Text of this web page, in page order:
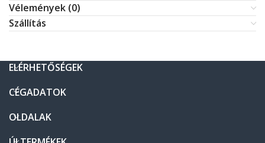
Vélemények (0)
Szállítás
ELÉRHETŐSÉGEK
CÉGADATOK
OLDALAK